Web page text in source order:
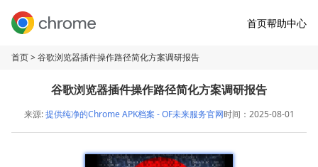
首页帮助中心
首页> 谷歌浏览器插件操作路径简化方案调研报告
谷歌浏览器插件操作路径简化方案调研报告
来源:提供纯净的Chrome APK档案 - OF未来服务官网时间：2025-08-01